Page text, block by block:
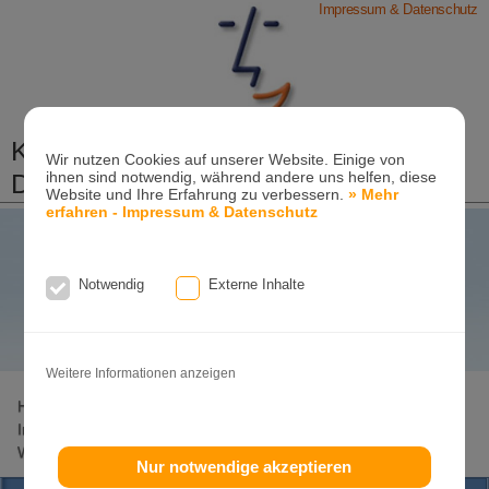
Wir nutzen Cookies auf unserer Website. Einige von
ihnen sind notwendig, während andere uns helfen, diese
Website und Ihre Erfahrung zu verbessern.» Mehr
erfahren - Impressum & Datenschutz
Notwendig Externe Inhalte
Weitere Informationen anzeigen
Nur notwendige akzeptieren
Impressum & Datenschutz
Kieferorthopädische Praxis
Dr. Konik & Kollegen
Zahn- und Kieferregulierungen für Kinder und
Ganzheitliche-Kieferorthopädie
Erwachsenen-Kieferorthopädie
Style
your smile!
Home
Invisalign-Teen
Weitere Seiten